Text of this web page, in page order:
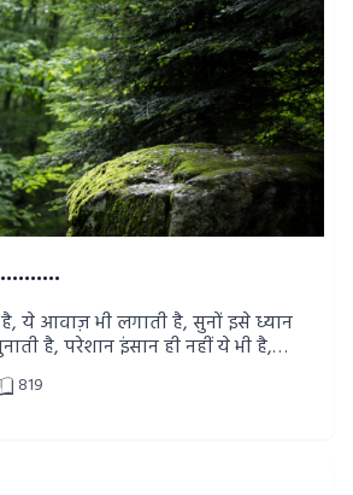
ये आवाज़ भी लगाती है, सुनों इसे ध्यान
है, परेशान इंसान ही नहीं ये भी है,
क्या इस पर हमने ध्यान दिया
819